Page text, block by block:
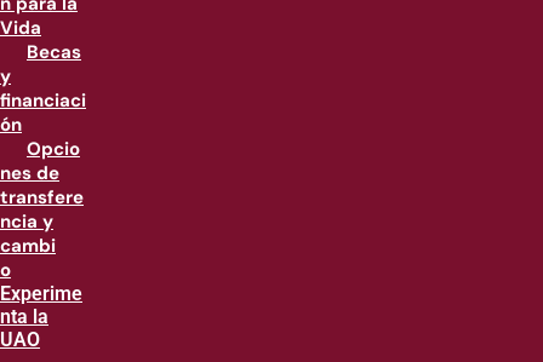
Vida
Becas
y
financiaci
ón
Opcio
nes de
transfere
ncia y
cambi
o
Experime
nta la
UAO